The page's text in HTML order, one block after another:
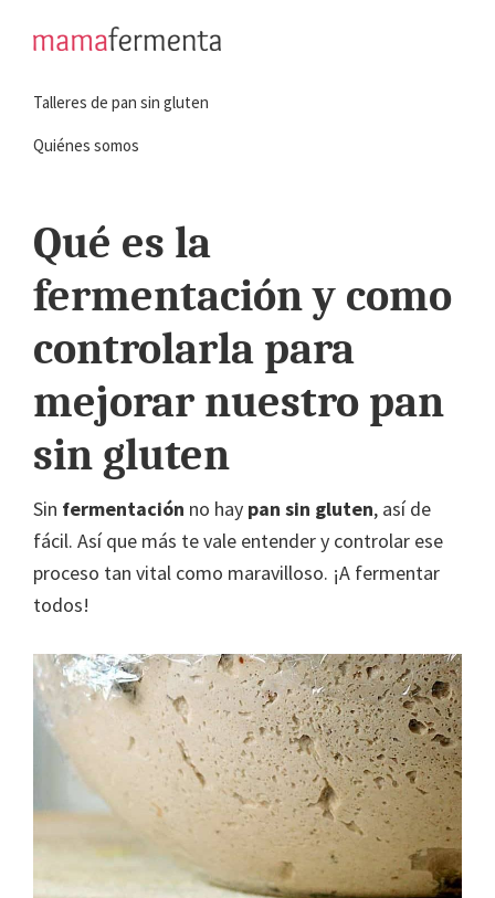
navegación
principal
principal
a
hacer
gluten
Talleres de pan sin gluten
Quiénes somos
Qué es la
fermentación y como
controlarla para
mejorar nuestro pan
sin gluten
Sin fermentación no hay pan sin gluten, así de
fácil. Así que más te vale entender y controlar ese
proceso tan vital como maravilloso. ¡A fermentar
todos!